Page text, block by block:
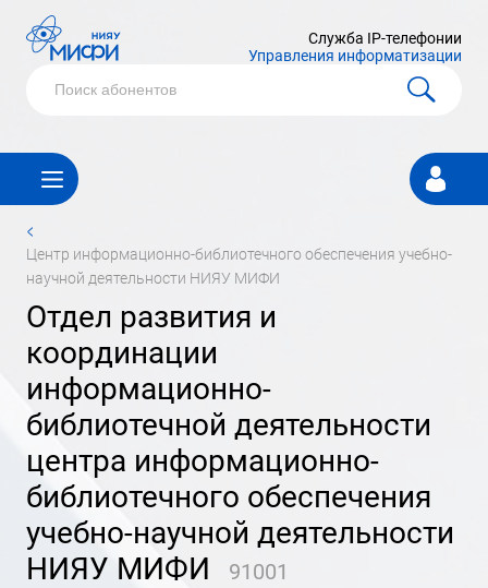
Служба IP-телефонии
Управления информатизации
Личный
кабинет
<
центр информационно-библиотечного обеспечения учебно-
научной деятельности НИЯУ МИФИ
отдел развития и
координации
информационно-
библиотечной деятельности
центра информационно-
библиотечного обеспечения
учебно-научной деятельности
НИЯУ МИФИ
91001